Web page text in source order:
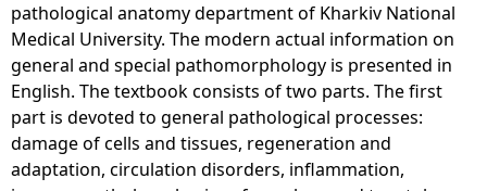
pathological anatomy department of Kharkiv National
Medical University. The modern actual information on
general and special pathomorphology is presented in
English. The textbook consists of two parts. The first
part is devoted to general pathological processes:
damage of cells and tissues, regeneration and
adaptation, circulation disorders, inflammation,